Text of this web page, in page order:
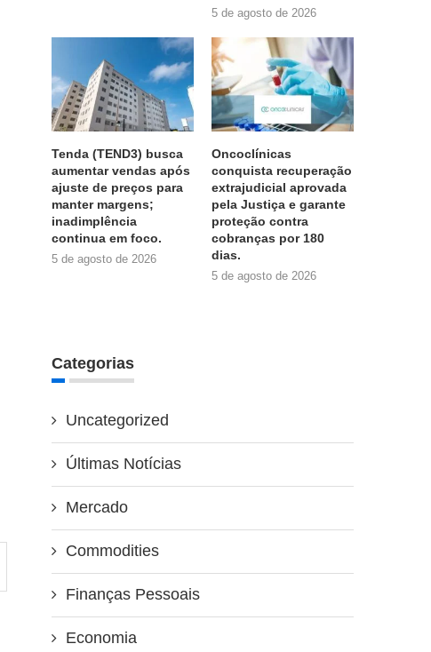
5 de agosto de 2026
Tenda (TEND3) busca
aumentar vendas após
ajuste de preços para
manter margens;
inadimplência
continua em foco.
5 de agosto de 2026
Oncoclínicas
conquista recuperação
extrajudicial aprovada
pela Justiça e garante
proteção contra
cobranças por 180
dias.
5 de agosto de 2026
Categorias
Uncategorized
Últimas Notícias
Mercado
Commodities
Finanças Pessoais
Economia